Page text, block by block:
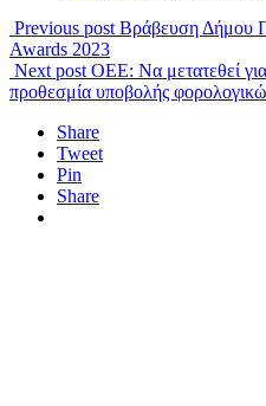
Previous post Βράβευση Δήμου
Awards 2023
Next post ΟΕΕ: Να μετατεθεί
προθεσμία υποβολής
Share
Tweet
Pin
Share